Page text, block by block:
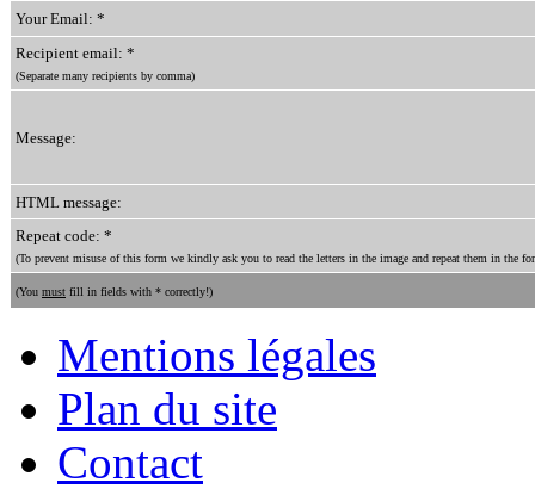
Your Email: *
Recipient email: *
(Separate many recipients by comma)
Message:
HTML message:
Repeat code: *
(To prevent misuse of this form we kindly ask you to read the letters in the image and repeat them in the
(You must fill in fields with * correctly!)
Mentions légales
Plan du site
Contact